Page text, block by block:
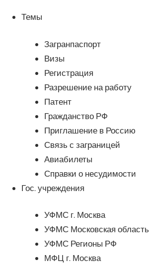
Темы
Загранпаспорт
Визы
Регистрация
Разрешение на работу
Патент
Гражданство РФ
Приглашение в Россию
Связь с заграницей
Авиабилеты
Справки о несудимости
Гос. учреждения
УФМС г. Москва
УФМС Московская область
УФМС Регионы РФ
МФЦ г. Москва